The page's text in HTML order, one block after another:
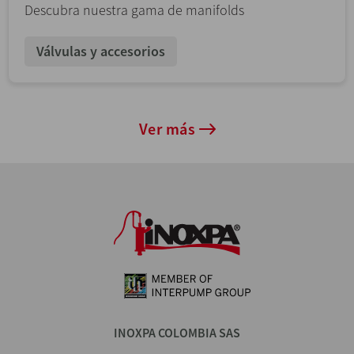
Descubra nuestra gama de manifolds
Válvulas y accesorios
Ver más
INOXPA COLOMBIA SAS